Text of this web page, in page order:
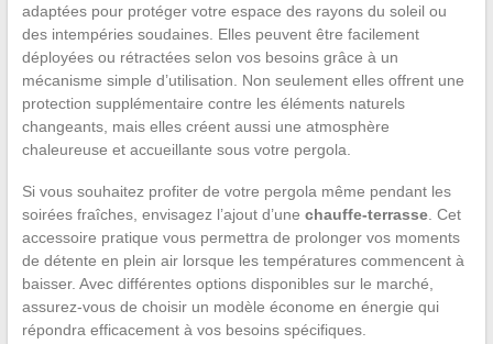
adaptées pour protéger votre espace des rayons du soleil ou
des intempéries soudaines. Elles peuvent être facilement
déployées ou rétractées selon vos besoins grâce à un
mécanisme simple d’utilisation. Non seulement elles offrent une
protection supplémentaire contre les éléments naturels
changeants, mais elles créent aussi une atmosphère
chaleureuse et accueillante sous votre pergola.
Si vous souhaitez profiter de votre pergola même pendant les
soirées fraîches, envisagez l’ajout d’une chauffe-terrasse. Cet
accessoire pratique vous permettra de prolonger vos moments
de détente en plein air lorsque les températures commencent à
baisser. Avec différentes options disponibles sur le marché,
assurez-vous de choisir un modèle économe en énergie qui
répondra efficacement à vos besoins spécifiques.